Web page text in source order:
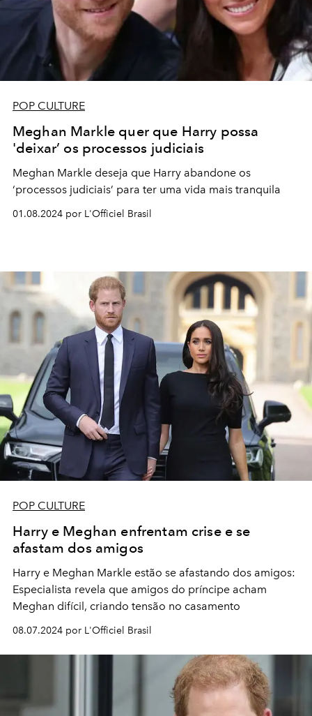
POP CULTURE
Meghan Markle quer que Harry possa
'deixar’ os processos judiciais
Meghan Markle deseja que Harry abandone os
‘processos judiciais’ para ter uma vida mais tranquila
01.08.2024 por L'Officiel Brasil
POP CULTURE
Harry e Meghan enfrentam crise e se
afastam dos amigos
Harry e Meghan Markle estão se afastando dos amigos:
Especialista revela que amigos do príncipe acham
Meghan difícil, criando tensão no casamento
08.07.2024 por L'Officiel Brasil